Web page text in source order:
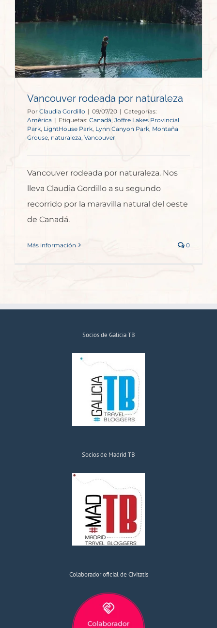
Vancouver rodeada por naturaleza
Por Claudia Gordillo | 09/07/20 | Categorías:
América | Etiquetas: Canadá, Joffre Lakes Provincial
Park, LightHouse Park, Lynn Canyon Park, Montaña
Grouse naturaleza, Vancouver
Vancouver rodeada por naturaleza. Nos
lleva Claudia Gordillo a su segundo
recorrido por la maravilla natural del oeste
de Canadá.
Más información 0
Socios de Galicia TB
Socios de Madrid TB
Colaborador oficial de Civitatis